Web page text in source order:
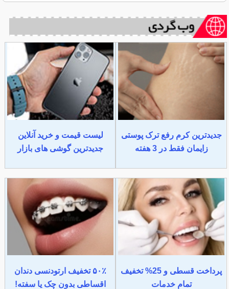
جدیدترین کرم رفع ترک پوستی
زایمان فقط در 3 هفته
لیست قیمت و خرید آنلاین
جدیدترین گوشی های بازار
پرداخت قسطی و 25% تخفیف
تمام خدمات
۵۰٪ تخفیف ارتودنسی دندان
اقساطی بدون چک یا سفته!